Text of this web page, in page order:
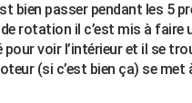
bien passer pendant les 5
rotation il c’est mis à faire
pour voir l’intérieur et il se
(si c’est bien ça) se